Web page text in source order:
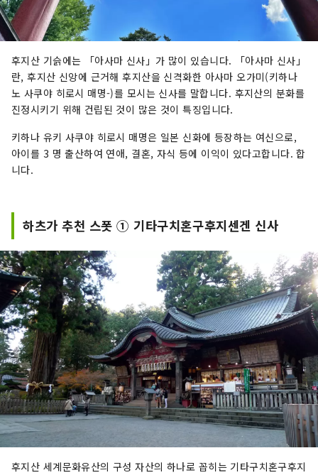
후지산 기슭에는 「아사마 신사」가 많이 있습니다. 「아사마 신사」
란, 후지산 신앙에 근거해 후지산을 신격화한 아사마 오가미(키하나
노 사쿠야 히로시 매명-)를 모시는 신사를 말합니다. 후지산의 분화를
진정시키기 위해 건립된 것이 많은 것이 특징입니다.
키하나 유키 사쿠야 히로시 매명은 일본 신화에 등장하는 여신으로,
아이를 3 명 출산하여 연애, 결혼, 자식 등에 이익이 있다고합니다. 합
니다.
하츠가 추천 스폿 ① 기타구치혼구후지센겐 신사
후지산 세계문화유산의 구성 자산의 하나로 꼽히는 기타구치혼구후지